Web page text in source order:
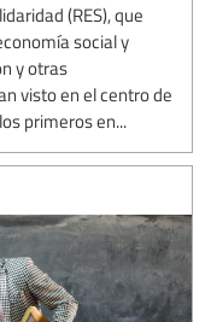
(RES), que
social y
y otras
visto en el centro de
primeros en...